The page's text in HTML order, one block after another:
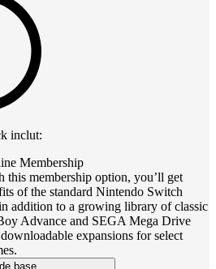
inclut:
Membership
this membership option, you’ll get
of the standard Nintendo Switch
addition to a growing library of classic
Advance and SEGA Mega Drive
expansions for select
base